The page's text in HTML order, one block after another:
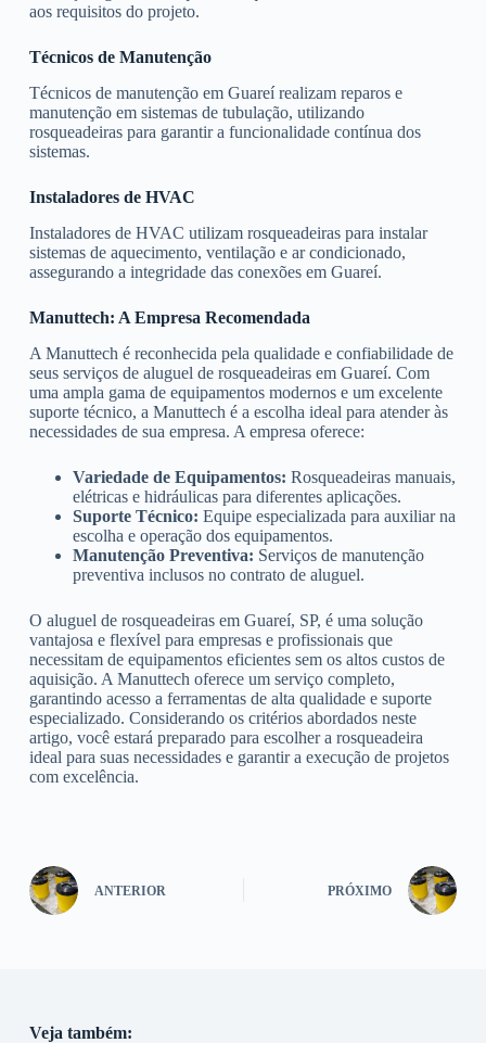
aos requisitos do projeto.
Técnicos de Manutenção
Técnicos de manutenção em Guareí realizam reparos e
manutenção em sistemas de tubulação, utilizando
rosqueadeiras para garantir a funcionalidade contínua dos
sistemas.
Instaladores de HVAC
Instaladores de HVAC utilizam rosqueadeiras para instalar
sistemas de aquecimento, ventilação e ar condicionado,
assegurando a integridade das conexões em Guareí.
Manuttech: A Empresa Recomendada
A Manuttech é reconhecida pela qualidade e confiabilidade de
seus serviços de aluguel de rosqueadeiras em Guareí. Com
uma ampla gama de equipamentos modernos e um excelente
suporte técnico, a Manuttech é a escolha ideal para atender às
necessidades de sua empresa. A empresa oferece:
Variedade de Equipamentos: Rosqueadeiras manuais,
elétricas e hidráulicas para diferentes aplicações.
Suporte Técnico: Equipe especializada para auxiliar na
escolha e operação dos equipamentos.
Manutenção Preventiva: Serviços de manutenção
preventiva inclusos no contrato de aluguel.
O aluguel de rosqueadeiras em Guareí, SP, é uma solução
vantajosa e flexível para empresas e profissionais que
necessitam de equipamentos eficientes sem os altos custos de
aquisição. A Manuttech oferece um serviço completo,
garantindo acesso a ferramentas de alta qualidade e suporte
especializado. Considerando os critérios abordados neste
artigo, você estará preparado para escolher a rosqueadeira
ideal para suas necessidades e garantir a execução de projetos
com excelência.
ANTERIOR PRÓXIMO
Veja também: